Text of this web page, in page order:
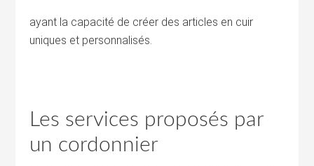
ayant la capacité de créer des articles en cuir
uniques et personnalisés.
Les services proposés par
un cordonnier